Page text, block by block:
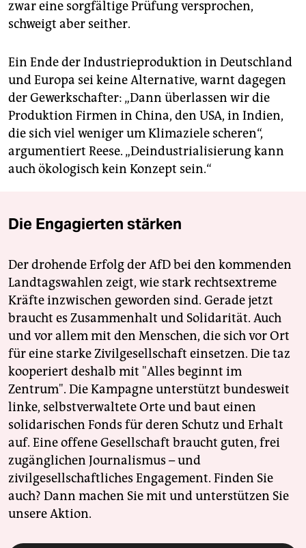
zwar eine sorgfältige Prüfung versprochen,
schweigt aber seither.
Ein Ende der Industrieproduktion in Deutschland
und Europa sei keine Alternative, warnt dagegen
der Gewerkschafter: „Dann überlassen wir die
Produktion Firmen in China, den USA, in Indien,
die sich viel weniger um Klimaziele scheren“,
argumentiert Reese. „Deindustrialisierung kann
auch ökologisch kein Konzept sein.“
Die Engagierten stärken
Der drohende Erfolg der AfD bei den kommenden
Landtagswahlen zeigt, wie stark rechtsextreme
Kräfte inzwischen geworden sind. Gerade jetzt
braucht es Zusammenhalt und Solidarität. Auch
und vor allem mit den Menschen, die sich vor Ort
für eine starke Zivilgesellschaft einsetzen. Die taz
kooperiert deshalb mit "Alles beginnt im
Zentrum". Die Kampagne unterstützt bundesweit
linke, selbstverwaltete Orte und baut einen
solidarischen Fonds für deren Schutz und Erhalt
auf. Eine offene Gesellschaft braucht guten, frei
zugänglichen Journalismus – und
zivilgesellschaftliches Engagement. Finden Sie
auch? Dann machen Sie mit und unterstützen Sie
unsere Aktion.